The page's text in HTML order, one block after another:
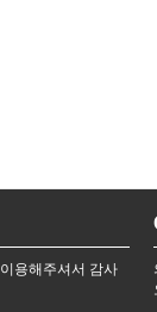
용해주셔서 감사